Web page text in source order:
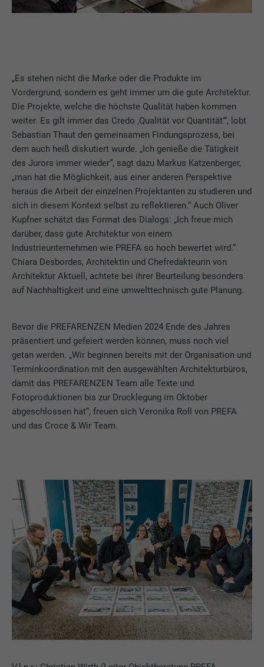
„Es stehen nicht die Marke oder die Produkte im
Vordergrund, sondern es geht immer um die gute Architektur.
Die Projekte, welche die höchste Qualität haben kommen
weiter. Es gilt immer das Credo ‚Qualität vor Quantität‘“, lobt
Sebastian Thaut den gemeinsamen Findungsprozess, bei
dem auch heiß diskutiert wurde. „Ich genieße die Tätigkeit
des Jurors immer wieder“, sagt dazu Markus Katzenberger,
„man hat die Möglichkeit, aus einer anderen Perspektive
heraus die Arbeit der einzelnen Projektanten zu studieren und
sich in diesem Kontext selbst zu reflektieren.“ Auch Oliver
Kupfner schätzt das Format des Dialogs: „Ich freue mich
darüber, dass gute Architektur von einem
Industrieunternehmen wie PREFA so hoch bewertet wird.“
Chiara Desbordes, Architektin und Chefredakteurin von
Architektur Aktuell, achtete bei ihrer Beurteilung besonders
auf Nachhaltigkeit und eine umwelttechnisch gute Planung.
Bevor die PREFARENZEN Medien 2024 Ende des Jahres
präsentiert und gefeiert werden können, muss noch viel
getan werden. „Wir beginnen bereits mit der Organisation und
Terminkoordination mit den ausgewählten Architekturbüros,
damit das PREFARENZEN Team alle Texte und
Fotoproduktionen bis zur Drucklegung im Oktober
abgeschlossen hat“, freuen sich Veronika Roll von PREFA
und das Croce & Wir Team.